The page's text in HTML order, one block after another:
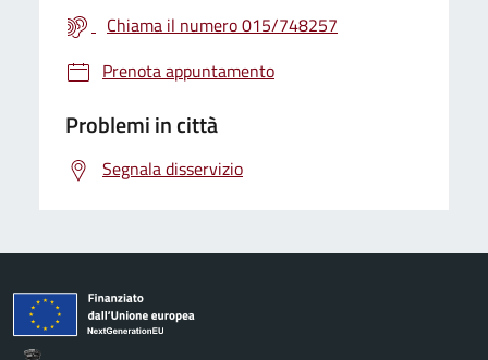
Chiama il numero 015/748257
Prenota appuntamento
Problemi in città
Segnala disservizio